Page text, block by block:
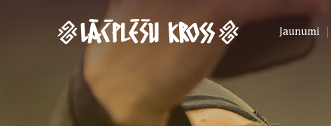
Jaunumi